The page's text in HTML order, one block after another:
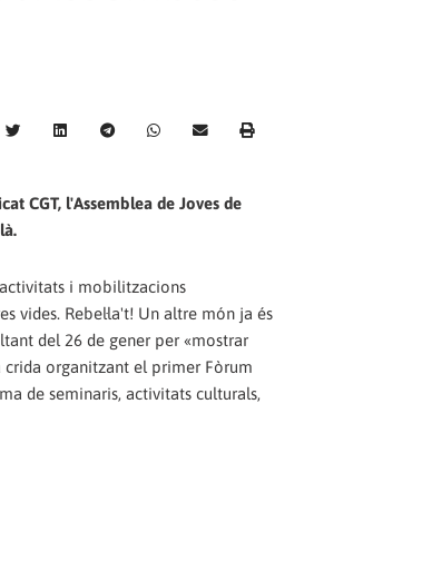
CGT, l'Assemblea de Joves de
i mobilitzacions
vides. Rebel·la't! Un altre món ja és
del 26 de gener per «mostrar
crida organitzant el primer Fòrum
de seminaris, activitats culturals,